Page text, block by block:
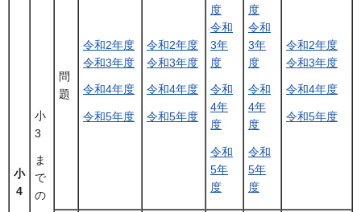
小
4
小
3
ま
で
の
問
題
令和2年度
令和3年度
令和4年度
令和5年度
令和2年度
令和3年度
令和4年度
令和5年度
度
令和
3年
度
令和
4年
度
令和
5年
度
度
令和
3年
度
令和
4年
度
令和
5年
度
令和2年度
令和3年度
令和4年度
令和5年度